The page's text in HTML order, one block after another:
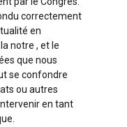
correctement
en
notre , et le
que nous
se confondre
ou autres
en tant